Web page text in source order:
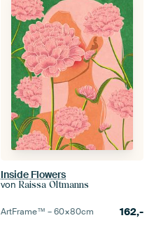
Inside Flowers
von Raissa Oltmanns
ArtFrame™ –60×80cm 162,-